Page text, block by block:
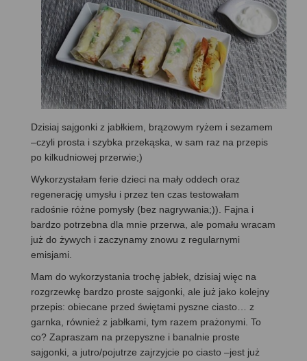
Dzisiaj sajgonki z jabłkiem, brązowym ryżem i sezamem
–czyli prosta i szybka przekąska, w sam raz na przepis
po kilkudniowej przerwie;)
Wykorzystałam ferie dzieci na mały oddech oraz
regenerację umysłu i przez ten czas testowałam
radośnie różne pomysły (bez nagrywania;)). Fajna i
bardzo potrzebna dla mnie przerwa, ale pomału wracam
już do żywych i zaczynamy znowu z regularnymi
emisjami.
Mam do wykorzystania trochę jabłek, dzisiaj więc na
rozgrzewkę bardzo proste sajgonki, ale już jako kolejny
przepis: obiecane przed świętami pyszne ciasto… z
garnka, również z jabłkami, tym razem prażonymi. To
co? Zapraszam na przepyszne i banalnie proste
sajgonki, a jutro/pojutrze zajrzyjcie po ciasto –jest już